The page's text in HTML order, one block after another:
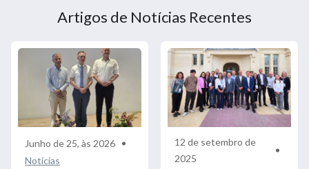
Artigos de Notícias Recentes
Junho de 25, às 2026
Notícias
12 de setembro de
2025